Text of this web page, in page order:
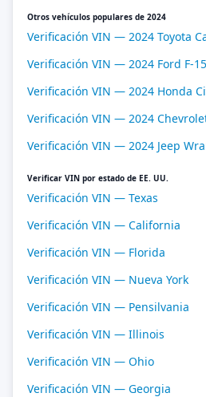
Otros vehículos populares de 2024
Verificación VIN — 2024 Toyota
Verificación VIN — 2024 Ford F-
Verificación VIN — 2024 Honda
Verificación VIN — 2024
Verificación VIN — 2024 Jeep
Verificar VIN por estado de EE. UU.
Verificación VIN — Texas
Verificación VIN — California
Verificación VIN — Florida
Verificación VIN — Nueva York
Verificación VIN — Pensilvania
Verificación VIN — Illinois
Verificación VIN — Ohio
Verificación VIN — Georgia